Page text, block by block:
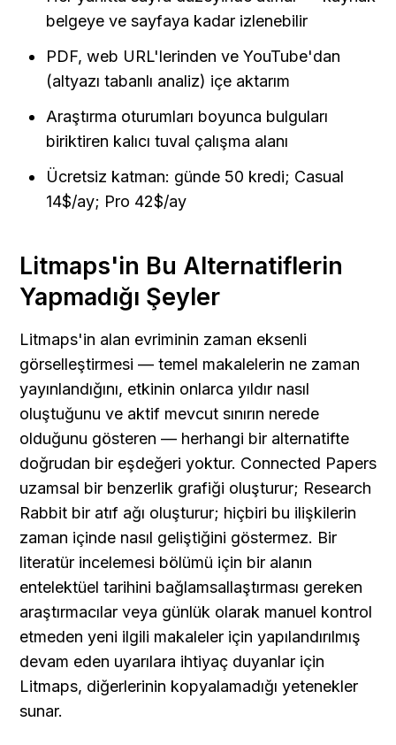
belgeye ve sayfaya kadar izlenebilir
PDF, web URL'lerinden ve YouTube'dan
(altyazı tabanlı analiz) içe aktarım
Araştırma oturumları boyunca bulguları
biriktiren kalıcı tuval çalışma alanı
Ücretsiz katman: günde 50 kredi; Casual
14$/ay; Pro 42$/ay
Litmaps'in Bu Alternatiflerin
Yapmadığı Şeyler
Litmaps'in alan evriminin zaman eksenli
görselleştirmesi — temel makalelerin ne zaman
yayınlandığını, etkinin onlarca yıldır nasıl
oluştuğunu ve aktif mevcut sınırın nerede
olduğunu gösteren — herhangi bir alternatifte
doğrudan bir eşdeğeri yoktur. Connected Papers
uzamsal bir benzerlik grafiği oluşturur; Research
Rabbit bir atıf ağı oluşturur; hiçbiri bu ilişkilerin
zaman içinde nasıl geliştiğini göstermez. Bir
literatür incelemesi bölümü için bir alanın
entelektüel tarihini bağlamsallaştırması gereken
araştırmacılar veya günlük olarak manuel kontrol
etmeden yeni ilgili makaleler için yapılandırılmış
devam eden uyarılara ihtiyaç duyanlar için
Litmaps, diğerlerinin kopyalamadığı yetenekler
sunar.